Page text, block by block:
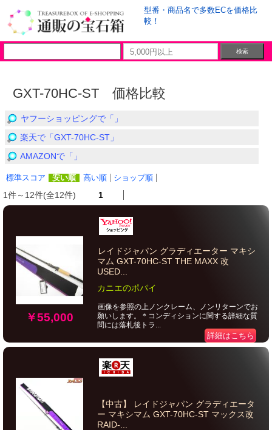
型番・商品名で多数ECを価格比
較！
GXT-70HC-ST 価格比較
ヤフーショッピングで「」
楽天で「GXT-70HC-ST」
AMAZONで「」
標準スコア 安い順 高い順 ショップ順
1件～12件(全12件) 1
￥55,000
レイドジャパン グラディエーター マキシ
マム GXT-70HC-ST THE MAXX 改
USED...
カニエのポパイ
画像を参照の上ノンクレーム、ノンリターンでお
願いします。＊コンディションに関する詳細な質
問には落札後トラ...
詳細はこちら
【中古】 レイドジャパン グラディエータ
ー マキシマム GXT-70HC-ST マックス改
RAID-...